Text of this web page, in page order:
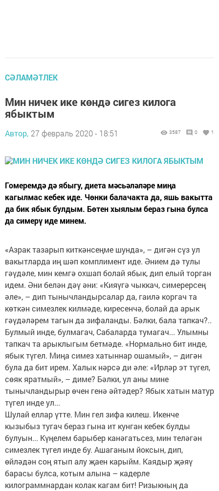
СӘЛАМӘТЛЕК
Мин ничек ике көндә сигез килога
ябыктым
Автор, 27 февраль 2020 - 18:51 3587 0 1
Гомеремдә дә ябыгу, диета мәсьәләләре миңа
кагылмас кебек иде. Чөнки балачакта да, яшь вакытта
да бик ябык булдым. Бөтен хыялым бераз гына булса
да симерү иде минем.
«Азрак тазарып киткәнсеңме шунда», – дигән сүз ул
вакытларда иң шәп комплимент иде. Әнием дә тулы
гәүдәле, мин кемгә охшап болай ябык, дип елый торган
идем. Әни белән дәү әни: «Кияүгә чыккач, симерерсең
әле», – дип тынычландырсалар да, гаилә коргач та
көткән симезлек килмәде, киресенчә, болай да арык
гәүдәләрем тагын да зифаланды. Бәлки, бала тапкач?..
Булмый инде, булмагач, Сабаларда тумагач... Улымны
тапкач та арыклыгым бетмәде. «Нормально бит инде,
ябык түгел. Миңа симез хатыннар ошамый», – дигән
була да бит ирем. Халык нәрсә ди әле: «Ирләр эт түгел,
сөяк яратмый», – диме? Бәлки, ул аны мине
тынычландырыр өчен генә әйтәдер? Ябык хатын матур
түгел инде ул...
Шулай еллар үтте. Мин гел зифа килеш. Икенче
кызыбыз тугач бераз гына ит кунган кебек булды
булуын... Күңелем барыбер канәгатьсез, мин теләгән
симезлек түгел инде бу. Ашаганым йоксын, дип,
өйләдән соң ятып алу җаен карыйм. Каядыр җәяү
барасы булса, котым алына – кадерле
килограммнардан колак кагам бит! Ризыкның да